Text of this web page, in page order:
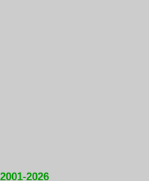
2026